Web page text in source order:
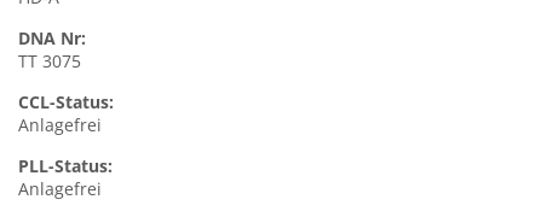
DNA Nr:
TT 3075
CCL-Status:
Anlagefrei
PLL-Status:
Anlagefrei